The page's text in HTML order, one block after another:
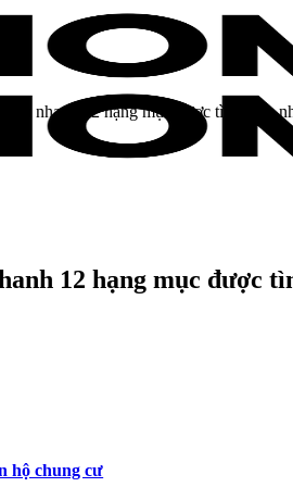
nhanh 12 hạng mục được tìm kiếm
12 hạng mục được
hộ chung cư